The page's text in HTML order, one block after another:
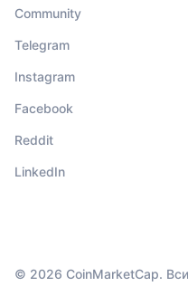
Community
Telegram
Instagram
Facebook
Reddit
LinkedIn
© 2026 CoinMarketCap.